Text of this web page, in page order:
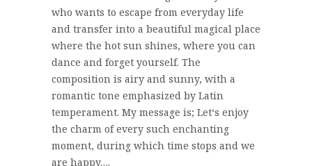
who wants to escape from everyday life
and transfer into a beautiful magical place
where the hot sun shines, where you can
dance and forget yourself. The
composition is airy and sunny, with a
romantic tone emphasized by Latin
temperament. My message is; Let‘s enjoy
the charm of every such enchanting
moment, during which time stops and we
are happy….